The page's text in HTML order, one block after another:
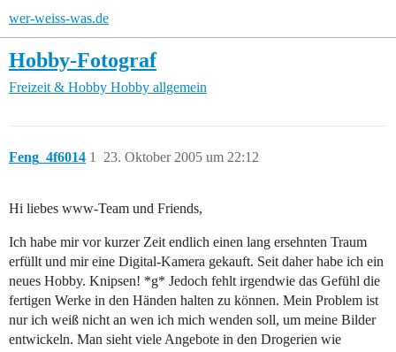
wer-weiss-was.de
Hobby-Fotograf
Freizeit & Hobby Hobby allgemein
Feng_4f6014 23. Oktober 2005 um 22:12
1
Hi liebes www-Team und Friends,
Ich habe mir vor kurzer Zeit endlich einen lang ersehnten Traum
erfüllt und mir eine Digital-Kamera gekauft. Seit daher habe ich ein
neues Hobby. Knipsen! *g* Jedoch fehlt irgendwie das Gefühl die
fertigen Werke in den Händen halten zu können. Mein Problem ist
nur ich weiß nicht an wen ich mich wenden soll, um meine Bilder
entwickeln. Man sieht viele Angebote in den Drogerien wie